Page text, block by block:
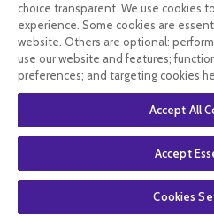
CONSEILS
COMMANDES
choice transparent. We use cookies
experience. Some cookies are
website. Others are optional:
use our website and features;
preferences; and targeting cookies
Accept All
Accept
Cookies